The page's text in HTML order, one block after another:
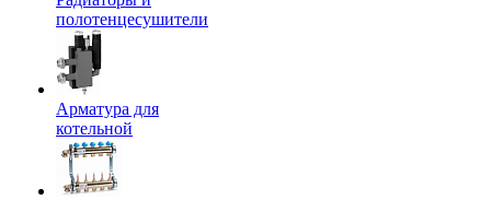
полотенцесушители
Арматура для
котельной